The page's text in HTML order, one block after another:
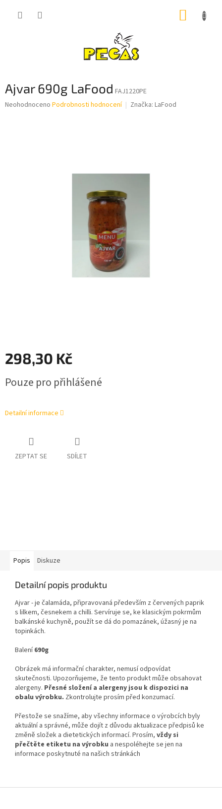
Ajvar 690g LaFood FAJ1220PE
Průměrné
Neohodnoceno Podrobnosti hodnocení Značka: LaFood
298,30 Kč
cena:
Pouze pro přihlášené
Detailní informace
ZEPTAT SE SDÍLET
Popis Diskuze
Detailní popis produktu
Ajvar -je čalamáda, připravovaná především z červených paprik
s lilkem, česnekem a chilli. Servíruje se, ke klasickým pokrmům
balkánské kuchyně, použít se dá do pomazánek, úžasný je na
topinkách.
Balení 690g
Obrázek má informační charakter, nemusí odpovídat
skutečnosti. Upozorňujeme, že tento produkt může obsahovat
alergeny. Přesné složení a alergeny jsou k dispozici na
obalu výrobku. Zkontrolujte prosím před konzumací.
Přestože se snažíme, aby všechny informace o výrobcích byly
aktuální a správné, může dojít z důvodu aktualizace předpisů ke
změně složek a dietetických informací. Prosím, vždy si
přečtěte etiketu na výrobku a nespoléhejte se jen na
informace poskytnuté na našich stránkách